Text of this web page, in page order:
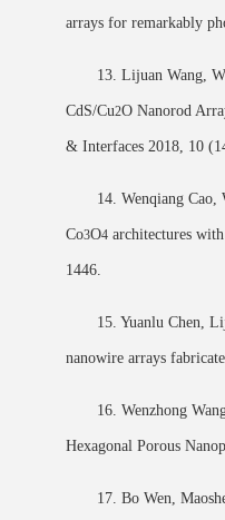
arrays for remarkably
13. Lijuan Wang,
CdS/Cu2O Nanorod
& Interfaces 2018, 10
14. Wenqiang
Co3O4 architectures
1446.
15. Yuanlu Chen,
nanowire arrays
16. Wenzhong
Hexagonal Porous
17. Bo Wen,